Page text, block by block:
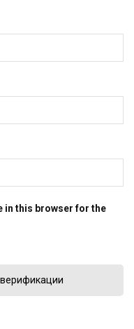
in this browser for the